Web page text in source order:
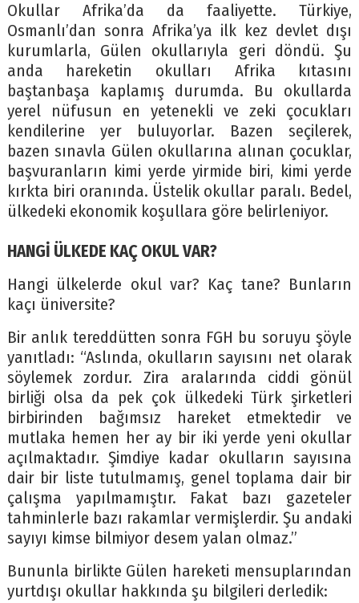
Okullar Afrika’da da faaliyette. Türkiye,
Osmanlı’dan sonra Afrika’ya ilk kez devlet dışı
kurumlarla, Gülen okullarıyla geri döndü. Şu
anda hareketin okulları Afrika kıtasını
baştanbaşa kaplamış durumda. Bu okullarda
yerel nüfusun en yetenekli ve zeki çocukları
kendilerine yer buluyorlar. Bazen seçilerek,
bazen sınavla Gülen okullarına alınan çocuklar,
başvuranların kimi yerde yirmide biri, kimi yerde
kırkta biri oranında. Üstelik okullar paralı. Bedel,
ülkedeki ekonomik koşullara göre belirleniyor.
HANGİ ÜLKEDE KAÇ OKUL VAR?
Hangi ülkelerde okul var? Kaç tane? Bunların
kaçı üniversite?
Bir anlık tereddütten sonra FGH bu soruyu şöyle
yanıtladı: “Aslında, okulların sayısını net olarak
söylemek zordur. Zira aralarında ciddi gönül
birliği olsa da pek çok ülkedeki Türk şirketleri
birbirinden bağımsız hareket etmektedir ve
mutlaka hemen her ay bir iki yerde yeni okullar
açılmaktadır. Şimdiye kadar okulların sayısına
dair bir liste tutulmamış, genel toplama dair bir
çalışma yapılmamıştır. Fakat bazı gazeteler
tahminlerle bazı rakamlar vermişlerdir. Şu andaki
sayıyı kimse bilmiyor desem yalan olmaz.”
Bununla birlikte Gülen hareketi mensuplarından
yurtdışı okullar hakkında şu bilgileri derledik: